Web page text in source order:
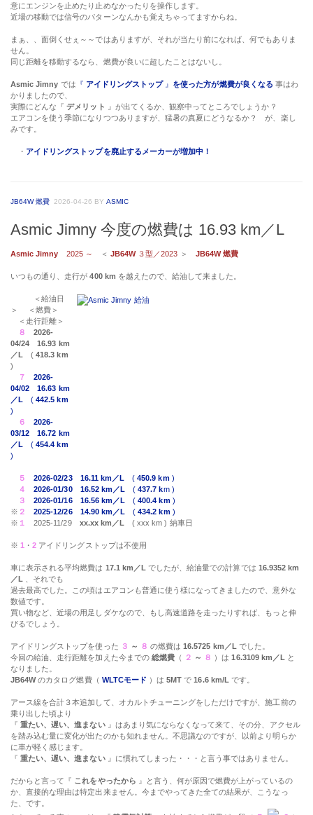
意にエンジンを止めたり止めなかったりを操作します。
近場の移動では信号のパターンなんかも覚えちゃってますからね。
まぁ、、面倒くせぇ～～ではありますが、それが当たり前になれば、何でもありま
せん。
同じ距離を移動するなら、燃費が良いに超したことはないし。
Asmic Jimny では 『 アイドリングストップ』 を使った方が燃費が良くなる 事はわ
かりましたので、
実際にどんな『デメリット
』が出てくるか、観察中ってところでしょうか？
エアコンを使う季節になりつつありますが、猛暑の真夏にどうなるか？ が、楽し
みです。
・ アイドリングストップを廃止するメーカーが増加中！
JB64W 燃費 2026-04-26 BY ASMIC
Asmic Jimny 今度の燃費は 16.93 km／L
Asmic Jimny 2025 ～ ＜ JB64W３型／2023 ＞ JB64W 燃費
いつもの通り、走行が400 km を越えたので、給油して来ました。
＜給油日
＞ ＜燃費＞
＜走行距離＞
８
2026-
04/24
16.93 km
／L (418.3 km
)
７
2026-
04/02
16.63 km
／L (442.5 km
)
６
2026-
03/12
16.72 km
／L (454.4 km
)
５ 2026-02/23 16.11 km／L (450.9 km)
４
2026-01/30 16.52 km／L (437.7 km )
３
2026-01/16 16.56 km／L (400.4 km)
※ ２ 2025-12/26 14.90 km／L (434.2 km)
※ １ 2025-11/29 xx.xx km／L ( xxx km ) 納車日
※1 ・2 アイドリングストップは不使用
車に表示される平均燃費は 17.1 km／L でしたが、給油量での計算では 16.9352 km
／L 、それでも
過去最高でした。この頃はエアコンも普通に使う様になってきましたので、意外な
数値です。
買い物など、近場の用足しダケなので、もし高速道路を走ったりすれば、もっと伸
びるでしょう。
アイドリングストップを使った ３ ～ ８ の燃費は16.5725 km／L でした。
今回の給油、走行距離を加えた今までの 総燃費（ ２ ～ ８ ）は16.3109 km／L と
なりました。
JB64Wのカタログ燃費（ WLTCモード ）は5MT で16.6 km/L です。
アース線を合計３本追加して、オカルトチューニングをしただけですが、施工前の
乗り出した頃より
『重たい、遅い、進まない』はあまり気にならなくなって来て、その分、アクセル
を踏み込む量に変化が出たのかも知れません。不思議なのですが、以前より明らか
に車が軽く感じます。
『重たい、遅い、進まない』に慣れてしまった・・・と言う事ではありません。
だからと言って『 これをやったから 』と言う、何が原因で燃費が上がっているの
か、直接的な理由は特定出来ません。今までやってきた全ての結果が、こうなっ
た、です。